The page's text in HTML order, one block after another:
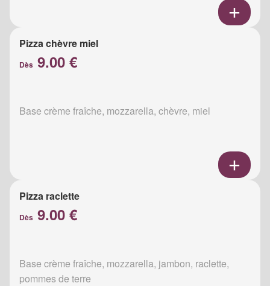
Pizza chèvre miel
Dès 9.00 €
Base crème fraîche, mozzarella, chèvre, miel
Pizza raclette
Dès 9.00 €
Base crème fraîche, mozzarella, jambon, raclette,
pommes de terre